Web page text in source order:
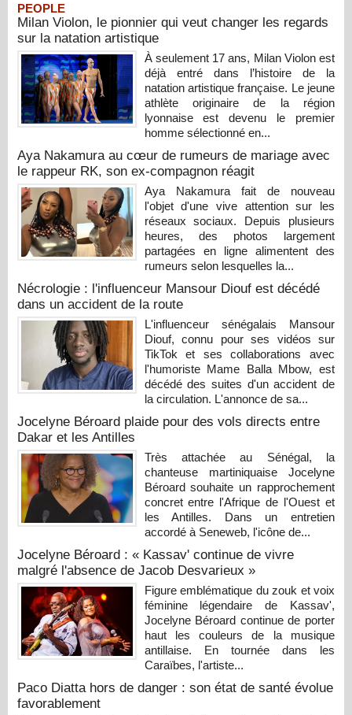
PEOPLE
Milan Violon, le pionnier qui veut changer les regards
sur la natation artistique
À seulement 17 ans, Milan Violon est
déjà entré dans l’histoire de la
natation artistique française. Le jeune
athlète originaire de la région
lyonnaise est devenu le premier
homme sélectionné en...
Aya Nakamura au cœur de rumeurs de mariage avec
le rappeur RK, son ex-compagnon réagit
Aya Nakamura fait de nouveau
l'objet d'une vive attention sur les
réseaux sociaux. Depuis plusieurs
heures, des photos largement
partagées en ligne alimentent des
rumeurs selon lesquelles la...
Nécrologie : l'influenceur Mansour Diouf est décédé
dans un accident de la route
L'influenceur sénégalais Mansour
Diouf, connu pour ses vidéos sur
TikTok et ses collaborations avec
l'humoriste Mame Balla Mbow, est
décédé des suites d'un accident de
la circulation. L'annonce de sa...
Jocelyne Béroard plaide pour des vols directs entre
Dakar et les Antilles
Très attachée au Sénégal, la
chanteuse martiniquaise Jocelyne
Béroard souhaite un rapprochement
concret entre l'Afrique de l'Ouest et
les Antilles. Dans un entretien
accordé à Seneweb, l'icône de...
Jocelyne Béroard : « Kassav' continue de vivre
malgré l'absence de Jacob Desvarieux »
Figure emblématique du zouk et voix
féminine légendaire de Kassav',
Jocelyne Béroard continue de porter
haut les couleurs de la musique
antillaise. En tournée dans les
Caraïbes, l'artiste...
Paco Diatta hors de danger : son état de santé évolue
favorablement